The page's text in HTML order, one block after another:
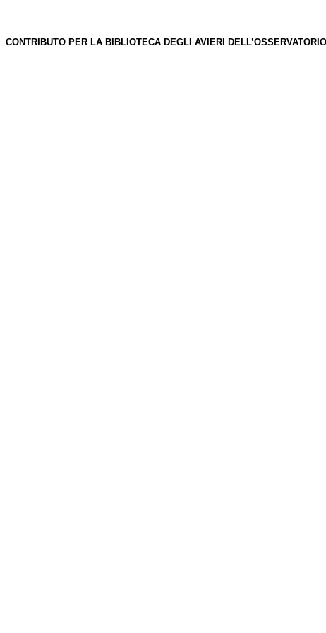
CONTRIBUTO PER LA BIBLIOTECA DEGLI AVIERI